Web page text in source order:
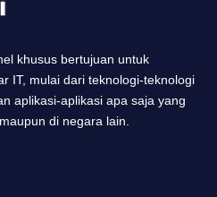
khusus bertujuan untuk
IT, mulai dari teknologi-teknologi
aplikasi-aplikasi apa saja yang
di negara lain.